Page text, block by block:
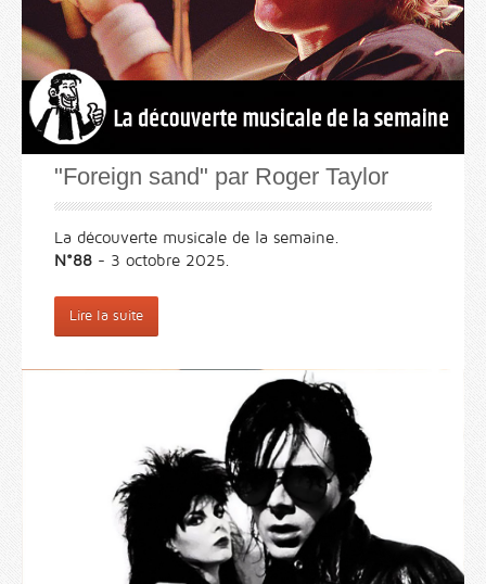
"Foreign sand" par Roger Taylor
La découverte musicale de la semaine.
N°88 - 3 octobre 2025.
Lire la suite